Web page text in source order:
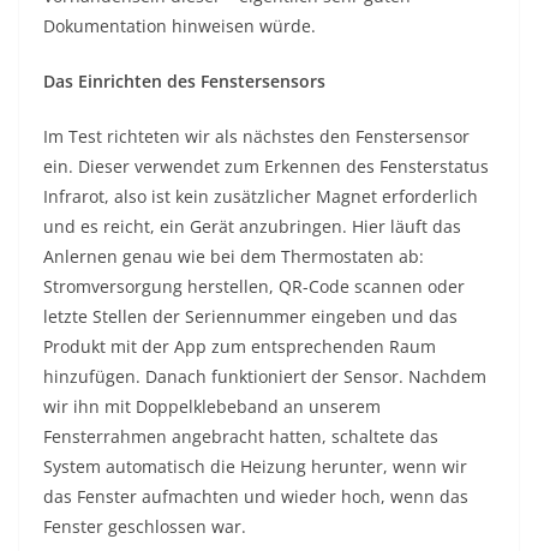
Dokumentation hinweisen würde.
Das Einrichten des Fenstersensors
Im Test richteten wir als nächstes den Fenstersensor
ein. Dieser verwendet zum Erkennen des Fensterstatus
Infrarot, also ist kein zusätzlicher Magnet erforderlich
und es reicht, ein Gerät anzubringen. Hier läuft das
Anlernen genau wie bei dem Thermostaten ab:
Stromversorgung herstellen, QR-Code scannen oder
letzte Stellen der Seriennummer eingeben und das
Produkt mit der App zum entsprechenden Raum
hinzufügen. Danach funktioniert der Sensor. Nachdem
wir ihn mit Doppelklebeband an unserem
Fensterrahmen angebracht hatten, schaltete das
System automatisch die Heizung herunter, wenn wir
das Fenster aufmachten und wieder hoch, wenn das
Fenster geschlossen war.